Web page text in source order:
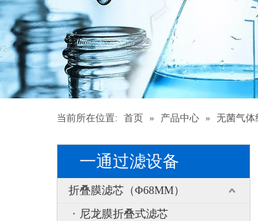
当前所在位置: 首页 » 产品中心 » 无菌气体
一通过滤设备
折叠膜滤芯（Φ68MM）
尼龙膜折叠式滤芯